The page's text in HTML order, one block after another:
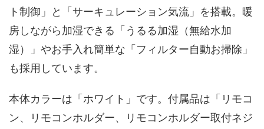
ト制御」と「サーキュレーション気流」を搭載。暖
房しながら加湿できる「うるる加湿（無給水加
湿）」やお手入れ簡単な「フィルター自動お掃除」
も採用しています。
本体カラーは「ホワイト」です。付属品は「リモコ
ン、リモコンホルダー、リモコンホルダー取付ネジ